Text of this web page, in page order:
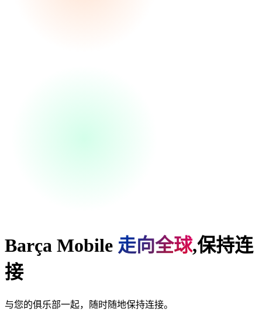
Barça Mobile 走向全球,保持连
接
与您的俱乐部一起，随时随地保持连接。